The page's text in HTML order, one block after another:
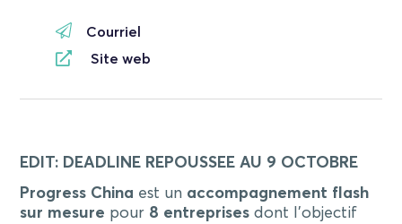
Courriel
Site web
EDIT: DEADLINE REPOUSSEE AU 9 OCTOBRE
Progress China est un accompagnement flash
sur mesure pour 8 entreprises dont l’objectif